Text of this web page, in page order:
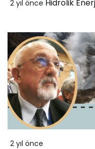
2 yıl önce Hidrolik
2 yıl önce